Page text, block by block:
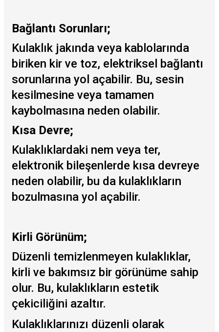
Bağlantı Sorunları;
Kulaklık jakında veya kablolarında
biriken kir ve toz, elektriksel bağlantı
sorunlarına yol açabilir. Bu, sesin
kesilmesine veya tamamen
kaybolmasına neden olabilir.
Kısa Devre;
Kulaklıklardaki nem veya ter,
elektronik bileşenlerde kısa devreye
neden olabilir, bu da kulaklıkların
bozulmasına yol açabilir.
Kirli Görünüm;
Düzenli temizlenmeyen kulaklıklar,
kirli ve bakımsız bir görünüme sahip
olur. Bu, kulaklıkların estetik
çekiciliğini azaltır.
Kulaklıklarınızı düzenli olarak